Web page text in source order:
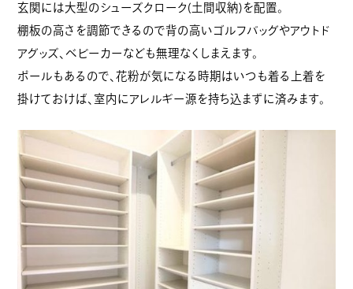
玄関には大型のシューズクローク(土間収納)を配置。
棚板の高さを調節できるので背の高いゴルフバッグやアウトド
アグッズ、ベビーカーなども無理なくしまえます。
ポールもあるので、花粉が気になる時期はいつも着る上着を
掛けておけば、室内にアレルギー源を持ち込まずに済みます。